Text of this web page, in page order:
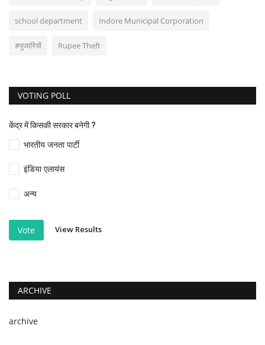
school department Indore Municipal Corporation
#पुजारियों Rupee Theft
VOTING POLL
केंद्र में किसकी सरकार बनेगी ?
भारतीय जनता पार्टी
इंडिया एलायंस
अन्य
Vote View Results
ARCHIVE
archive